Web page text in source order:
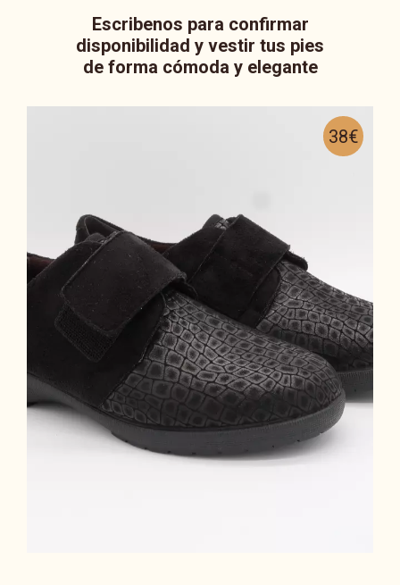
Escribenos para confirmar
disponibilidad y vestir tus pies
de forma cómoda y elegante
38€